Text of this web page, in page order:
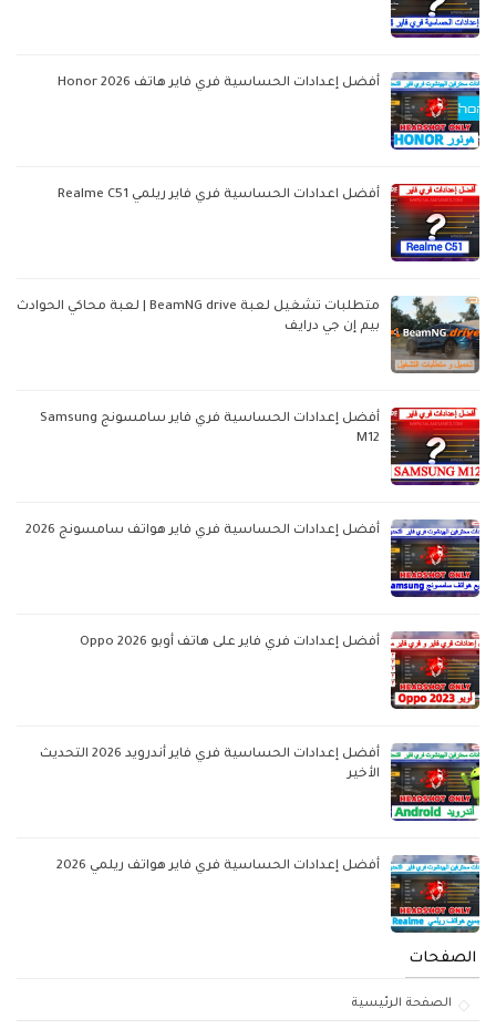
أفضل إعدادات الحساسية فري فاير هاتف Honor 2026
أفضل اعدادات الحساسية فري فاير ريلمي Realme C51
متطلبات تشغيل لعبة BeamNG drive | لعبة محاكي الحوادث
بيم إن جي درايف
أفضل إعدادات الحساسية فري فاير سامسونج Samsung
M12
أفضل إعدادات الحساسية فري فاير هواتف سامسونج 2026
أفضل إعدادات فري فاير على هاتف أوبو Oppo 2026
أفضل إعدادات الحساسية فري فاير أندرويد 2026 التحديث
الأخير
أفضل إعدادات الحساسية فري فاير هواتف ريلمي 2026
الصفحات
الصفحة الرئيسية